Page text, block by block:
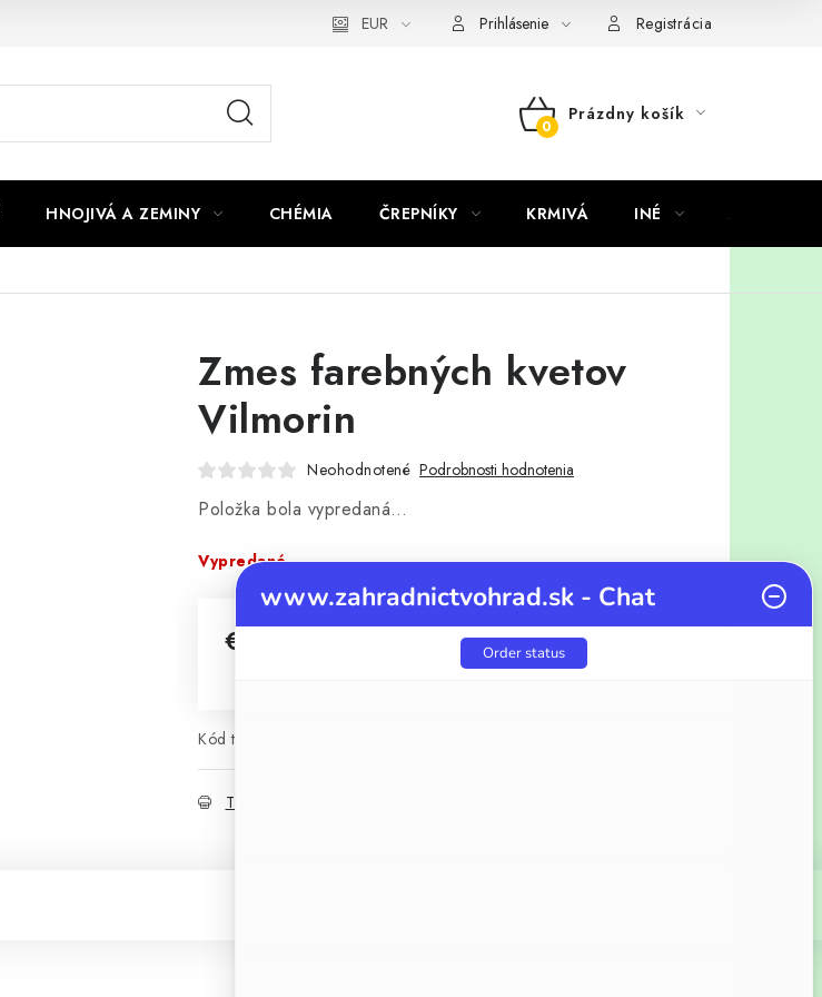
EUR Prihlásenie Registrácia
NÁKUPNÝ
KOŠÍK
Prázdny košík
HNOJIVÁ A ZEMINY CHÉMIA ČREPNÍKY KRMIVÁ INÉ
Zmes farebných kvetov
Vilmorin
Neohodnotené Podrobnosti hodnotenia
Položka bola vypredaná…
Vypredané
€2,50
Kód tovaru:
Tlač
www.zahradnictvohrad.sk - Chat
Order status